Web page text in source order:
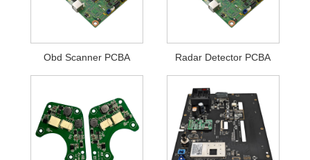
Obd Scanner PCBA Radar Detector PCBA